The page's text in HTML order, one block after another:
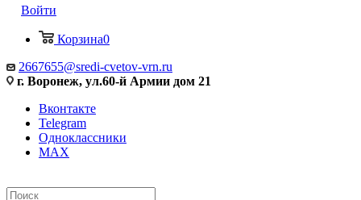
Войти
Корзина0
2667655@sredi-cvetov-vrn.ru
г. Воронеж, ул.60-й Армии дом 21
Вконтакте
Telegram
Одноклассники
MAX